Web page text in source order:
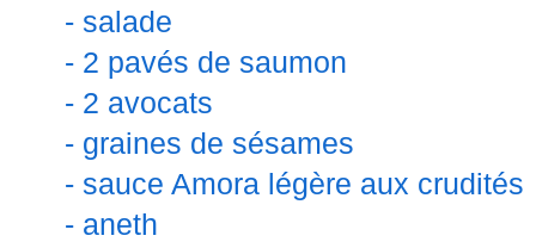
- salade
- 2 pavés de saumon
- 2 avocats
- graines de sésames
- sauce Amora légère aux crudités
- aneth